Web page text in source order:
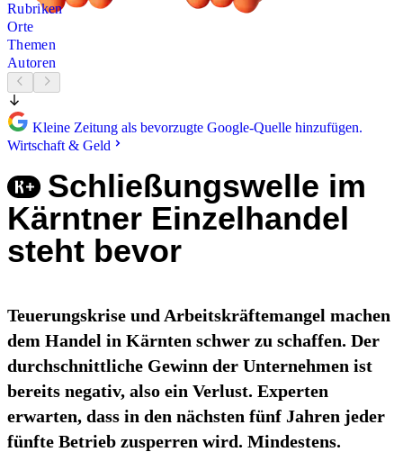
Rubriken
Orte
Themen
Autoren
Kleine Zeitung als bevorzugte Google-Quelle hinzufügen.
Wirtschaft & Geld
Schließungswelle im
Kärntner Einzelhandel
steht bevor
Teuerungskrise und Arbeitskräftemangel machen
dem Handel in Kärnten schwer zu schaffen. Der
durchschnittliche Gewinn der Unternehmen ist
bereits negativ, also ein Verlust. Experten
erwarten, dass in den nächsten fünf Jahren jeder
fünfte Betrieb zusperren wird. Mindestens.